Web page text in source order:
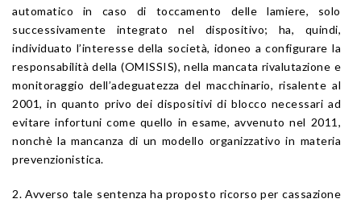
automatico in caso di toccamento delle lamiere, solo
successivamente integrato nel dispositivo; ha, quindi,
individuato l’interesse della società, idoneo a configurare la
responsabilità della (OMISSIS), nella mancata rivalutazione e
monitoraggio dell’adeguatezza del macchinario, risalente al
2001, in quanto privo dei dispositivi di blocco necessari ad
evitare infortuni come quello in esame, avvenuto nel 2011,
nonchè la mancanza di un modello organizzativo in materia
prevenzionistica.
2. Avverso tale sentenza ha proposto ricorso per cassazione